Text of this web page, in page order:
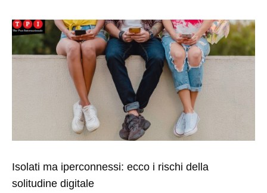
Isolati ma iperconnessi: ecco i rischi della
solitudine digitale